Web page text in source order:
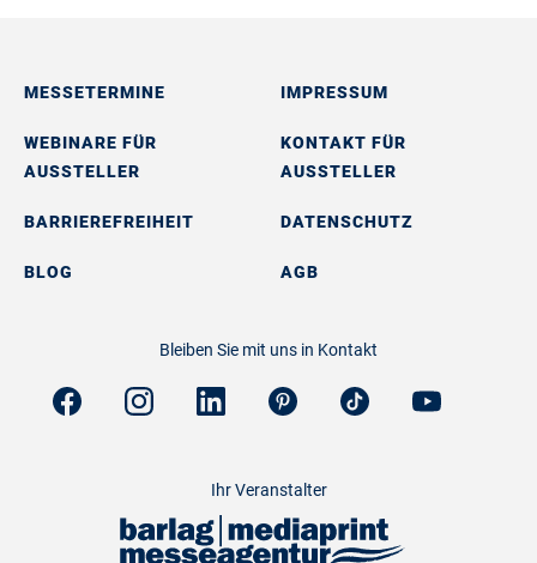
MESSETERMINE
WEBINARE FÜR
AUSSTELLER
BARRIEREFREIHEIT
BLOG
IMPRESSUM
KONTAKT FÜR
AUSSTELLER
DATENSCHUTZ
AGB
Bleiben Sie mit uns in Kontakt
Ihr Veranstalter